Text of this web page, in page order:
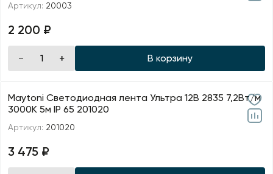
Артикул: 20003
2 200 ₽
В корзину
Maytoni Светодиодная лента Ультра 12В 2835 7,2Вт/м
3000К 5м IP 65 201020
Артикул: 201020
3 475 ₽